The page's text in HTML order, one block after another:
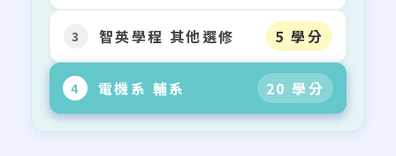
3 智英學程 其他選修 5 學分
4 電機系 輔系 20 學分